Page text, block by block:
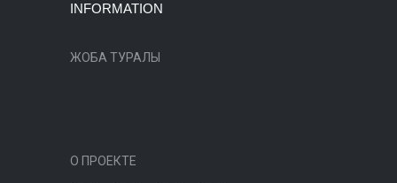
INFORMATION
ЖОБА ТУРАЛЫ
О ПРОЕКТЕ